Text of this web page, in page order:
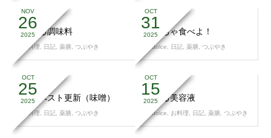
NOV
26
2025
育てる調味料
お料理 日記 薬膳 つぶやき
OCT
31
2025
かぼちゃ食べよ！
37dolce 日記 薬膳 つぶやき
OCT
25
2025
自己ベスト更新（味噌）
お料理 日記 薬膳 つぶやき
OCT
15
2025
食べる美容液
37dolce お料理 日記 薬膳 つぶやき